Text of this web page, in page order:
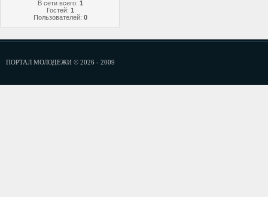
В сети всего: 1
Гостей: 1
Пользователей: 0
ПОРТАЛ МОЛОДЕЖИ © 2026 - 2009